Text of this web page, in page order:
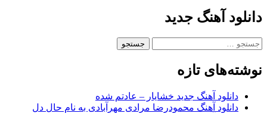
دانلود آهنگ جدید
جستجو
نوشته‌های تازه
دانلود آهنگ جدید خشایار – عادتم شده
دانلود آهنگ محمودرضا مرادی مهرآبادی به نام حال دل